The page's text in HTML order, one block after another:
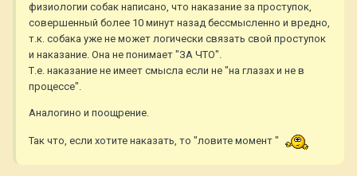
физиологии собак написано, что наказание за проступок,
совершенный более 10 минут назад бессмысленно и вредно,
т.к. собака уже не может логически связать свой проступок
и наказание. Она не понимает "ЗА ЧТО".
Т.е. наказание не имеет смысла если не "на глазах и не в
процессе".
Аналогино и поощрение.
Так что, если хотите наказать, то "ловите момент "